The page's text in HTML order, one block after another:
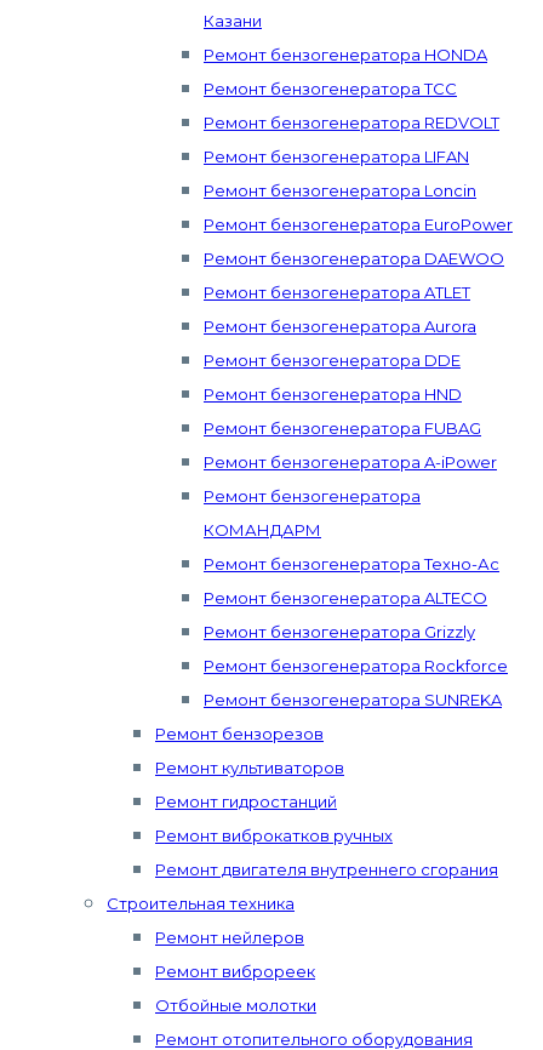
Казани
Ремонт бензогенератора HONDA
Ремонт бензогенератора ТСС
Ремонт бензогенератора REDVOLT
Ремонт бензогенератора LIFAN
Ремонт бензогенератора Loncin
Ремонт бензогенератора EuroPower
Ремонт бензогенератора DAEWOO
Ремонт бензогенератора ATLET
Ремонт бензогенератора Aurora
Ремонт бензогенератора DDE
Ремонт бензогенератора HND
Ремонт бензогенератора FUBAG
Ремонт бензогенератора A-iPower
Ремонт бензогенератора
КОМАНДАРМ
Ремонт бензогенератора Техно-Ас
Ремонт бензогенератора ALTECO
Ремонт бензогенератора Grizzly
Ремонт бензогенератора Rockforce
Ремонт бензогенератора SUNREKA
Ремонт бензорезов
Ремонт культиваторов
Ремонт гидростанций
Ремонт виброкатков ручных
Ремонт двигателя внутреннего сгорания
Строительная техника
Ремонт нейлеров
Ремонт виброреек
Отбойные молотки
Ремонт отопительного оборудования